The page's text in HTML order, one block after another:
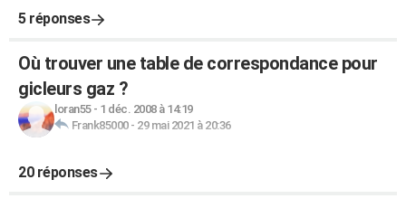
5 réponses
Où trouver une table de correspondance pour
gicleurs gaz ?
loran55- 1 déc. 2008 à 14:19
Frank85000- 29 mai 2021 à 20:36
20 réponses